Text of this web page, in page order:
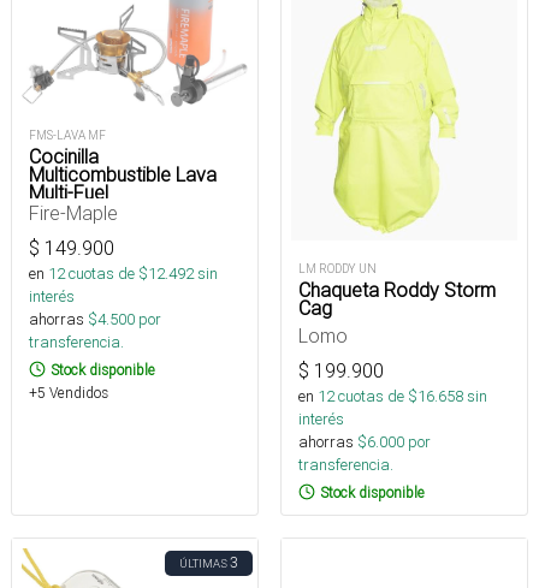
FMS-LAVA MF
Cocinilla
Multicombustible Lava
Multi-Fuel
Fire-Maple
$ 149.900
en 12cuotas de $12.492sin
interés
ahorras $4.500 por
transferencia.
Stock disponible
+5 Vendidos
LM RODDY UN
Chaqueta Roddy Storm
Cag
Lomo
$ 199.900
en 12cuotas de $16.658sin
interés
ahorras $6.000 por
transferencia.
Stock disponible
ÚLTIMAS3